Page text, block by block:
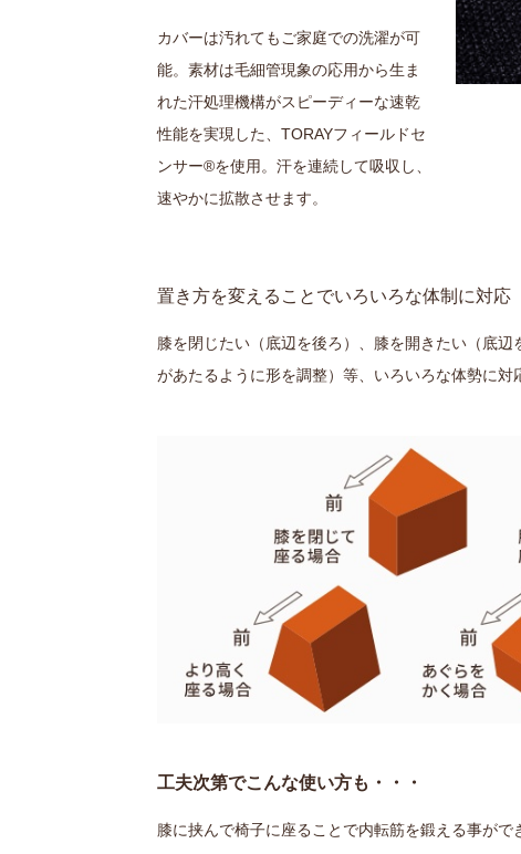
カバーは汚れてもご家庭での洗濯が可
能。素材は毛細管現象の応用から生ま
れた汗処理機構がスピーディーな速乾
性能を実現した、TORAYフィールドセ
ンサー®を使用。汗を連続して吸収し、
速やかに拡散させます。
置き方を変えることでいろいろな体制に対応
膝を閉じたい（底辺を後ろ）、膝を開きたい（底
があたるように形を調整）等、いろいろな体勢に対
工夫次第でこんな使い方も・・・
膝に挟んで椅子に座ることで内転筋を鍛える事がで